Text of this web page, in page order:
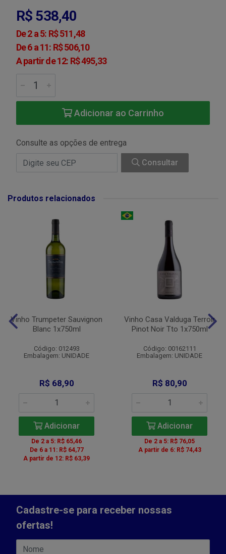
R$ 538,40
De 2 a 5: R$ 511,48
De 6 a 11: R$ 506,10
A partir de 12: R$ 495,33
Adicionar ao Carrinho
Consulte as opções de entrega
Consultar
Produtos relacionados
Vinho Trumpeter Sauvignon
Blanc 1x750ml
Código: 012493
Embalagem: UNIDADE
R$ 68,90
Adicionar
De 2 a 5: R$ 65,46
De 6 a 11: R$ 64,77
A partir de 12: R$ 63,39
Vinho Casa Valduga Terroir
Pinot Noir Tto 1x750ml
Código: 00162111
Embalagem: UNIDADE
R$ 80,90
Adicionar
De 2 a 5: R$ 76,05
A partir de 6: R$ 74,43
Cadastre-se para receber nossas
ofertas!